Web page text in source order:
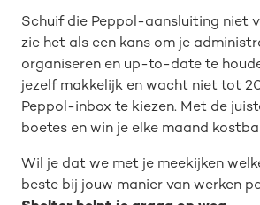
Schuif die Peppol-aansluiting niet
zie het als een kans om je
organiseren en up-to-date te
jezelf makkelijk en wacht niet tot
Peppol-inbox te kiezen. Met de
boetes en win je elke maand
Wil je dat we met je meekijken
beste bij jouw manier van werken